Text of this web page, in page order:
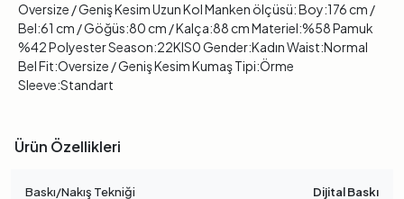
Oversize / Geniş Kesim Uzun Kol Manken ölçüsü: Boy:176 cm /
Bel:61 cm / Göğüs:80 cm / Kalça:88 cm Materiel:%58 Pamuk
%42 Polyester Season:22KIS0 Gender:Kadın Waist:Normal
Bel Fit:Oversize / Geniş Kesim Kumaş Tipi:Örme
Sleeve:Standart
Ürün Özellikleri
Baskı/Nakış Tekniği Dijital Baskı